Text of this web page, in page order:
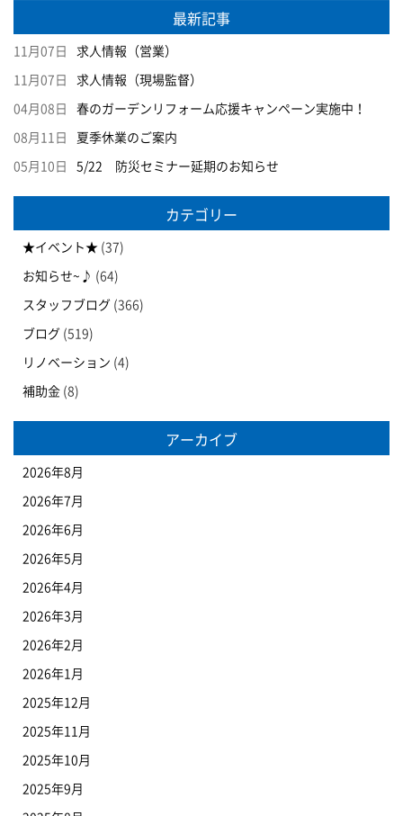
最新記事
11月07日 求人情報（営業）
11月07日 求人情報（現場監督）
04月08日 春のガーデンリフォーム応援キャンペーン実施中！
08月11日 夏季休業のご案内
05月10日 5/22 防災セミナー延期のお知らせ
カテゴリー
★イベント★ (37)
お知らせ~♪ (64)
スタッフブログ (366)
ブログ (519)
リノベーション (4)
補助金 (8)
アーカイブ
2026年8月
2026年7月
2026年6月
2026年5月
2026年4月
2026年3月
2026年2月
2026年1月
2025年12月
2025年11月
2025年10月
2025年9月